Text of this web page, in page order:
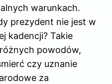
warunkach.
prezydent nie jest w
kadencji? Takie
powodów,
czy uznanie
za